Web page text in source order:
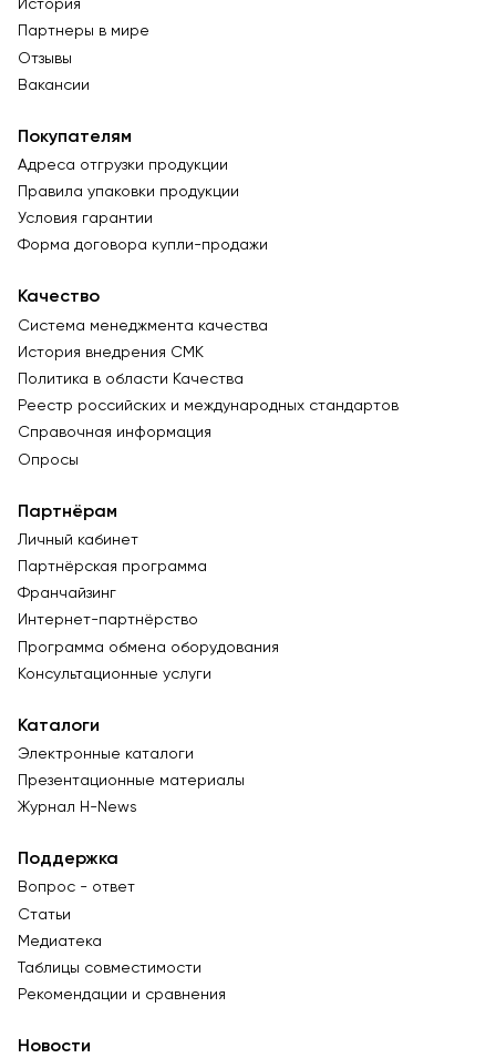
История
Партнеры в мире
Отзывы
Вакансии
Покупателям
Адреса отгрузки продукции
Правила упаковки продукции
Условия гарантии
Форма договора купли-продажи
Качество
Система менеджмента качества
История внедрения СМК
Политика в области Качества
Реестр российских и международных стандартов
Справочная информация
Опросы
Партнёрам
Личный кабинет
Партнёрская программа
Франчайзинг
Интернет-партнёрство
Программа обмена оборудования
Консультационные услуги
Каталоги
Электронные каталоги
Презентационные материалы
Журнал Н-News
Поддержка
Вопрос - ответ
Статьи
Медиатека
Таблицы совместимости
Рекомендации и сравнения
Новости